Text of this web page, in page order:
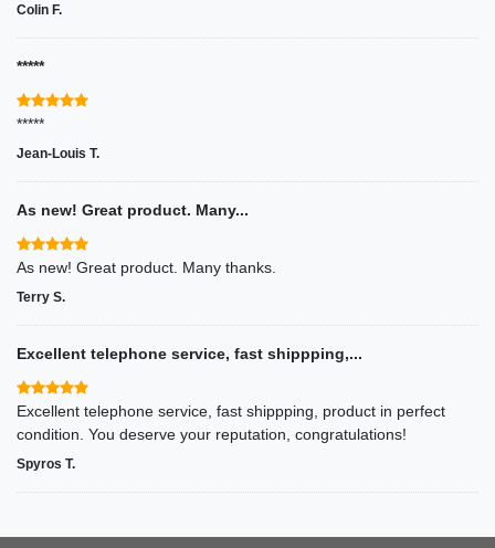
Colin F.
*****
*****
Jean-Louis T.
As new! Great product. Many...
As new! Great product. Many thanks.
Terry S.
Excellent telephone service, fast shippping,...
Excellent telephone service, fast shippping, product in perfect
condition. You deserve your reputation, congratulations!
Spyros T.